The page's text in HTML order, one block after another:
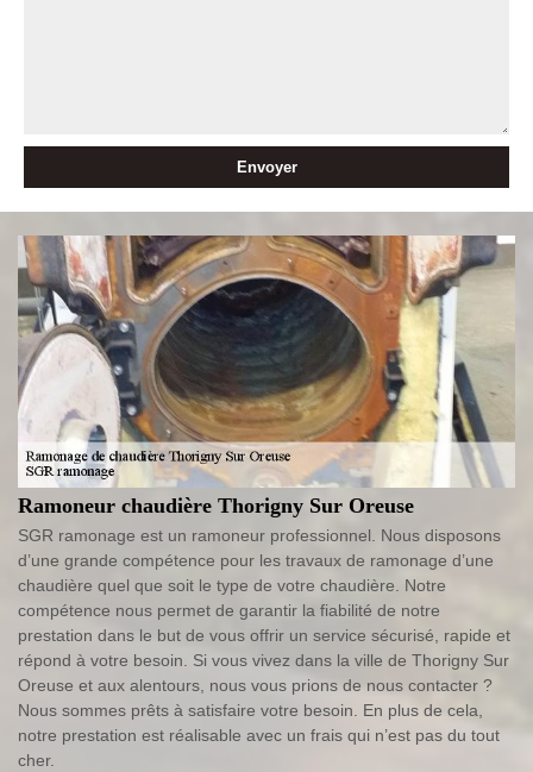
Ramoneur chaudière Thorigny Sur Oreuse
SGR ramonage est un ramoneur professionnel. Nous disposons
d’une grande compétence pour les travaux de ramonage d’une
chaudière quel que soit le type de votre chaudière. Notre
compétence nous permet de garantir la fiabilité de notre
prestation dans le but de vous offrir un service sécurisé, rapide et
répond à votre besoin. Si vous vivez dans la ville de Thorigny Sur
Oreuse et aux alentours, nous vous prions de nous contacter ?
Nous sommes prêts à satisfaire votre besoin. En plus de cela,
notre prestation est réalisable avec un frais qui n’est pas du tout
cher.